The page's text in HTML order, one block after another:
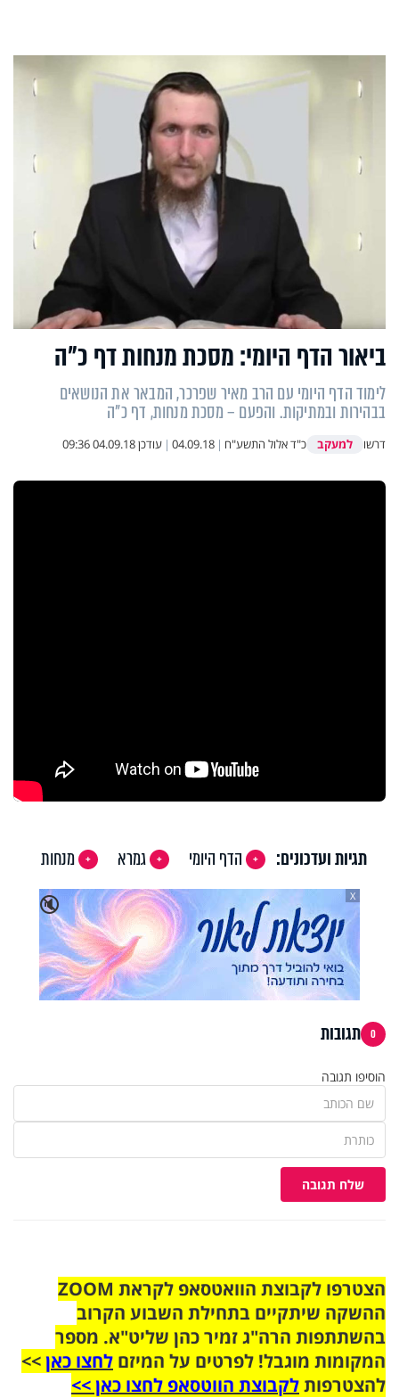
ביאור הדף היומי: מסכת מנחות דף כ"ה
לימוד הדף היומי עם הרב מאיר שפרכר, המבאר את הנושאים
בבהירות ובמתיקות. והפעם – מסכת מנחות, דף כ"ה
דרשו למעקב כ"ד אלול התשע"ח |
04.09.18
| עודכן04.09.18 09:36
תגיות ועדכונים: הדף היומי גמרא
מנחות
🔇
X
0 תגובות
הוסיפו תגובה
שלח תגובה
הצטרפו לקבוצת הוואטסאפ לקראת ZOOM
ההשקה שיתקיים בתחילת השבוע הקרוב
בהשתתפות הרה"ג זמיר כהן שליט"א. מספר
המקומות מוגבל! לפרטים על המיזם לחצו כאן>>
להצטרפותלקבוצת הווטסאפ לחצו כאן >>